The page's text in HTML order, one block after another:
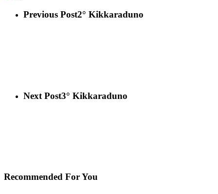
Previous Post2° Kikkaraduno
Next Post3° Kikkaraduno
Recommended For You